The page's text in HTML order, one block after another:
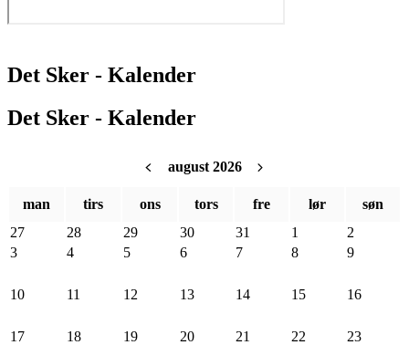
Det Sker - Kalender
Det Sker - Kalender
august 2026
man tirs ons tors fre lør
søn
27
28 29 30 31 1
2
3
4 5 6 7 8 9
10 11 12 13 14 15 16
17 18 19 20 21 22 23